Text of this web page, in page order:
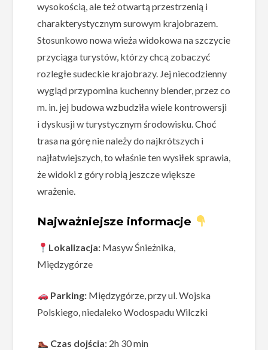
wysokością, ale też otwartą przestrzenią i
charakterystycznym surowym krajobrazem.
Stosunkowo nowa wieża widokowa na szczycie
przyciąga turystów, którzy chcą zobaczyć
rozległe sudeckie krajobrazy. Jej niecodzienny
wygląd przypomina kuchenny blender, przez co
m. in. jej budowa wzbudziła wiele kontrowersji
i dyskusji w turystycznym środowisku. Choć
trasa na górę nie należy do najkrótszych i
najłatwiejszych, to właśnie ten wysiłek sprawia,
że widoki z góry robią jeszcze większe
wrażenie.
Najważniejsze informacje
Lokalizacja:Masyw Śnieżnika,
Międzygórze
Parking:Międzygórze, przy ul. Wojska
Polskiego, niedaleko Wodospadu Wilczki
Czas dojścia: 2h 30 min